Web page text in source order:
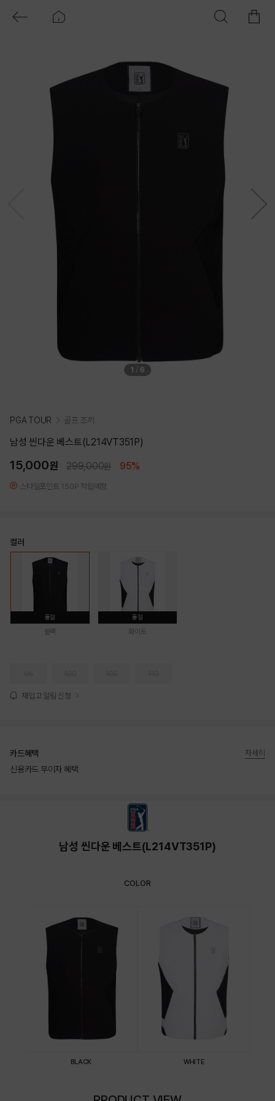
1 / 6
PGA TOUR 골프 조끼
남성 씬다운 베스트(L214VT351P)
15,000원 299,000원 95%
스타일포인트 150P 적립예정
컬러
품절
블랙
품절
화이트
재입고 알림 신청
카드혜택
신용카드 무이자 혜택
자세히
남성 씬다운 베스트(L214VT351P)
COLOR
BLACK WHITE